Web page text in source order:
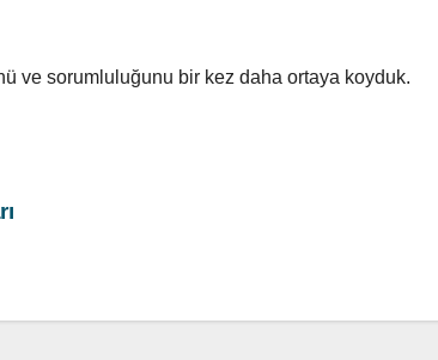
ve sorumluluğunu bir kez daha ortaya koyduk.